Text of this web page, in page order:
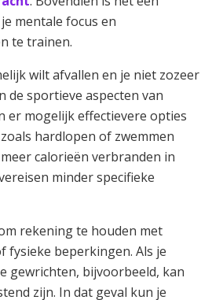
mentale focus en
te trainen.
wilt afvallen en je niet zozeer
de sportieve aspecten van
er mogelijk effectievere opties
hardlopen of zwemmen
calorieën verbranden in
minder specifieke
rekening te houden met
fysieke beperkingen. Als je
gewrichten, bijvoorbeeld, kan
zijn. In dat geval kun je